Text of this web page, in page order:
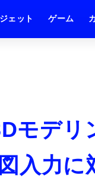
ェット ゲーム
モデリ
入力に